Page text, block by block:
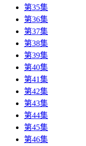
第35集
第36集
第37集
第38集
第39集
第40集
第41集
第42集
第43集
第44集
第45集
第46集